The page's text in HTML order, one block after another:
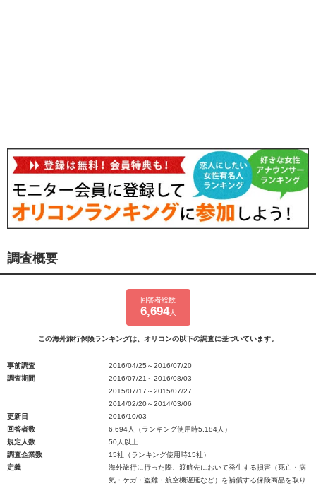
調査概要
回答者総数
6,694人
この海外旅行保険ランキングは、オリコンの以下の調査に基づいています。
事前調査
2016/04/25～2016/07/20
調査期間
2016/07/21～2016/08/03
2015/07/17～2015/07/27
2014/02/20～2014/03/06
更新日
2016/10/03
回答者数
6,694人（ランキング使用時5,184人）
規定人数
50人以上
調査企業数
15社（ランキング使用時15社）
定義
海外旅行に行った際、渡航先において発生する損害（死亡・病
気・ケガ・盗難・航空機遅延など）を補償する保険商品を取り